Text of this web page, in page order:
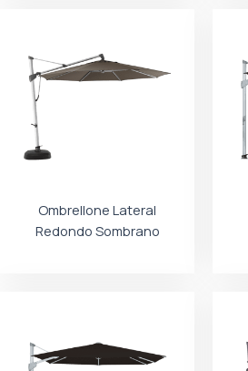
Ombrellone Lateral
Redondo Sombrano